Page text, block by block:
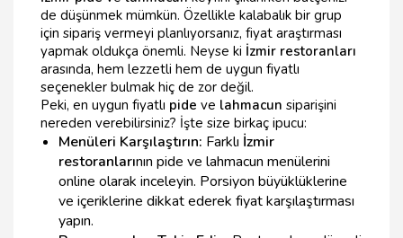
de düşünmek mümkün. Özellikle kalabalık bir grup
için sipariş vermeyi planlıyorsanız, fiyat araştırması
yapmak oldukça önemli. Neyse ki İzmir restoranları
arasında, hem lezzetli hem de uygun fiyatlı
seçenekler bulmak hiç de zor değil.
Peki, en uygun fiyatlı pide ve lahmacun siparişini
nereden verebilirsiniz? İşte size birkaç ipucu:
Menüleri Karşılaştırın: Farklı İzmir
restoranlarının pide ve lahmacun menülerini
online olarak inceleyin. Porsiyon büyüklüklerine
ve içeriklerine dikkat ederek fiyat karşılaştırması
yapın.